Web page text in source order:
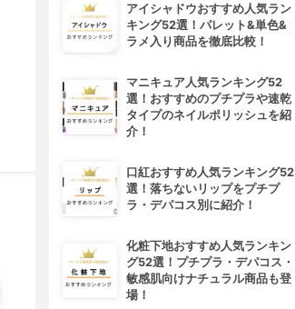
アイシャドウおすすめ人気ラン
キング52選！パレット&単色&
ラメ入り商品を徹底比較！
マニキュア人気ランキング52
選！おすすめのプチプラや速乾
タイプのネイルポリッシュを紹
介！
口紅おすすめ人気ランキング52
選！落ちないリップをプチプ
ラ・デパコス別に紹介！
化粧下地おすすめ人気ランキン
グ52選！プチプラ・デパコス・
敏感肌向けナチュラル商品も登
場！